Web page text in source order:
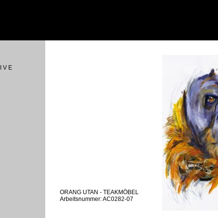
V E
ORANG UTAN - TEAKMÖBEL
Arbeitsnummer: AC0282-07